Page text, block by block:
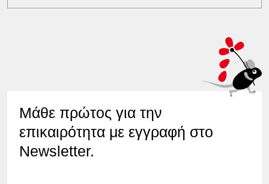
Μάθε πρώτος για την
επικαιρότητα με εγγραφή στο
Newsletter.